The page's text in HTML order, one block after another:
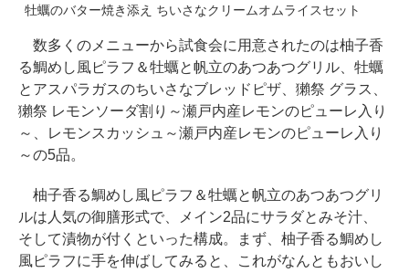
牡蠣のバター焼き添え ちいさなクリームオムライスセット
数多くのメニューから試食会に用意されたのは柚子香
る鯛めし風ピラフ＆牡蠣と帆立のあつあつグリル、牡蠣
とアスパラガスのちいさなブレッドピザ、獺祭 グラス、
獺祭 レモンソーダ割り～瀬戸内産レモンのピューレ入り
～、レモンスカッシュ～瀬戸内産レモンのピューレ入り
～の5品。
柚子香る鯛めし風ピラフ＆牡蠣と帆立のあつあつグリ
ルは人気の御膳形式で、メイン2品にサラダとみそ汁、
そして漬物が付くといった構成。まず、柚子香る鯛めし
風ピラフに手を伸ばしてみると、これがなんともおいし